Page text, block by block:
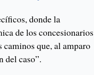
donde la
de los concesionarios
caminos que, al amparo
del caso”.